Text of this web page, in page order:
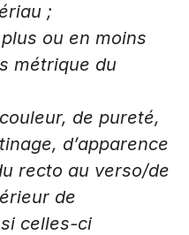
;
ou en moins
métrique du
de pureté,
d’apparence
recto au verso/de
de
celles-ci